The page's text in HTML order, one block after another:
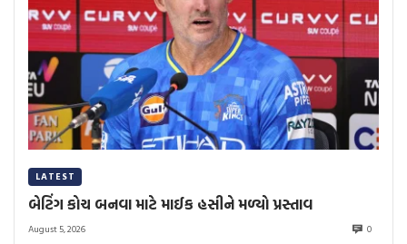
LATEST
બેટિંગ કોચ બનવા માટે માઈક હસીને મળ્યો પ્રસ્તાવ
August 5, 2026 0